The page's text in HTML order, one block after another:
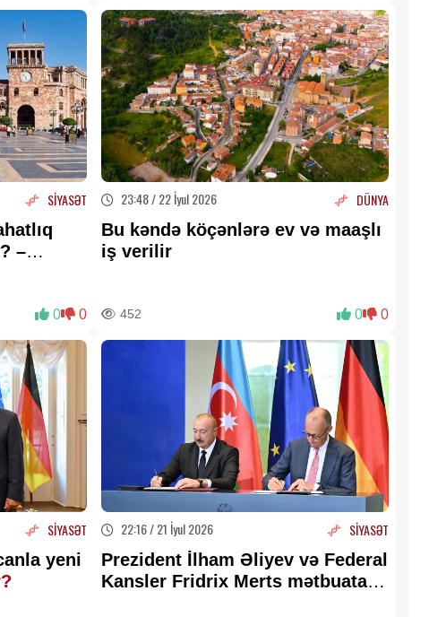
SİYASƏT
–
0 0
23:48 / 22 İyul 2026 DÜNYA
Bu kəndə köçənlərə ev və maaşlı
iş verilir
452 0 0
SİYASƏT
yeni
22:16 / 21 İyul 2026 SİYASƏT
Prezident İlham Əliyev və Federal
Kansler Fridrix Merts mətbuata